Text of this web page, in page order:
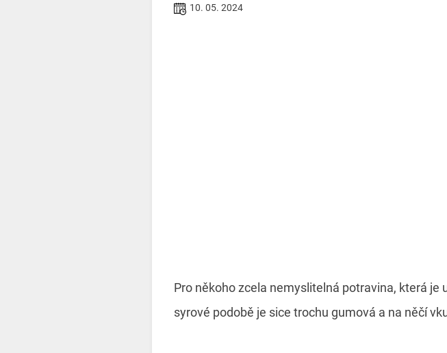
10. 05. 2024
Pro někoho zcela nemyslitelná potravina, která
syrové podobě je sice trochu gumová a na něčí